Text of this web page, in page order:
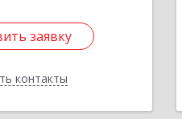
заявку
контакты
заявку